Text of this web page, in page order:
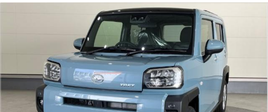
キー 軽自動車（愛知県）